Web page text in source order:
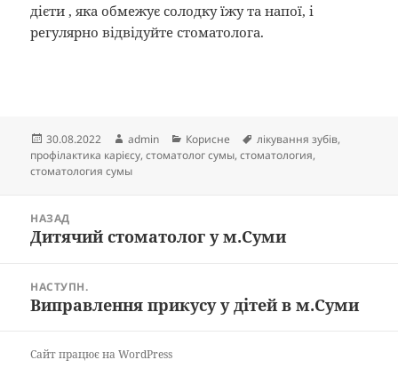
дієти , яка обмежує солодку їжу та напої, і
регулярно відвідуйте стоматолога.
Опубліковано
30.08.2022 Автор
admin Категорії
Корисне Позначки
лікування зубів,
профілактика карієсу,стоматолог сумы,стоматология,
стоматология сумы
записівНАЗАД
Попередній
Дитячий стоматолог у м.Суми
НАСТУПН.
Наступний
Виправлення прикусу у дітей в м.Суми
Сайт працює на WordPress